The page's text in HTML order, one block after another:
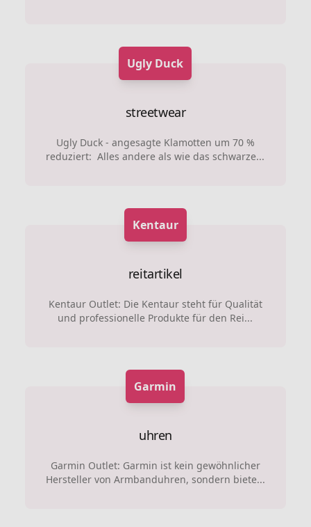
Ugly Duck
streetwear
Ugly Duck - angesagte Klamotten um 70 %
reduziert: Alles andere als wie das schwarze...
Kentaur
reitartikel
Kentaur Outlet: Die Kentaur steht für Qualität
und professionelle Produkte für den Rei...
Garmin
uhren
Garmin Outlet: Garmin ist kein gewöhnlicher
Hersteller von Armbanduhren, sondern biete...